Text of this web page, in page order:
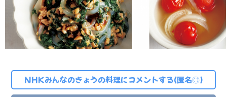
NHKみんなのきょうの料理にコメントする(匿名◎)